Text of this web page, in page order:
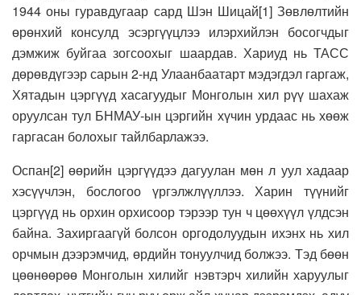
1944 оны гуравдугаар сард Шэн Шицай[1] Зөвлөлтийн
өрөнхий консулд эсэргүүцлээ илэрхийлэн босогчдыг
дэмжиж буйгаа зогсоохыг шаардав. Хариуд нь ТАСС
дөрөвдүгээр сарын 2-нд Улаанбаатарт мэдэгдэл гаргаж,
Хятадын цэргүүд хасагуудыг Монголын хил рүү шахаж
оруулсан тул БНМАУ-ын цэргийн хүчин урдаас нь хөөж
гаргасан болохыг тайлбарлажээ.
Оспан[2] өөрийн цэргүүдээ дагуулан мөн л уул хадаар
хэсүүчлэн, бослогоо үргэлжлүүллээ. Харин түүнийг
цэргүүд нь орхин орхисоор тэрээр тун ч цөөхүүл үлдсэн
байна. Захиргаагүй болсон оргодолуудын ихэнх нь хил
орчмын дээрэмчид, өрдийн тонуулчид болжээ. Тэд бөөн
цөөнөөрөө Монголын хилийг нэвтэрч хилийн харуулыг